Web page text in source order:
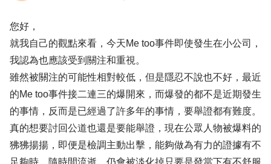
您好，
就我自己的觀點來看，今天Me too事件即使發生在小公司，
我認為也應該受到關注和重視。
雖然被關注的可能性相對較低，但是隱忍不說也不好，最近
的Me too事件接二連三的爆開來，而爆發的都不是近期發生
的事情，反而是已經過了許多年的事情，要舉證都有難度。
真的想要討回公道也還是要能舉證，現在公眾人物被爆料的
狒狒揚揚，即便是檢調主動出擊，能夠做為有力的證據有不
足夠時，隨時間流逝，仍會被淡化掉只要是發當下有不舒服